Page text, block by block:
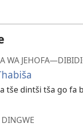
WA
tše dintši tša go fa